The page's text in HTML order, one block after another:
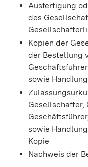
Ausfertigung
des
Kopien der
der Bestellung
sowie
Gesellschafter,
sowie
Kopie
Nachweis der